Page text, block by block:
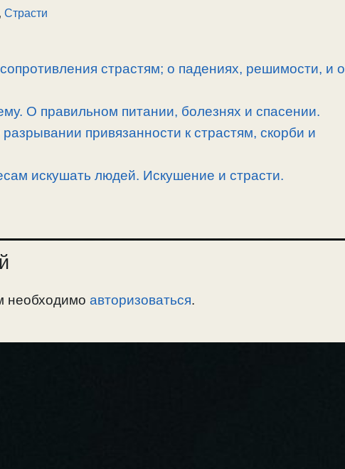
Страсти
страстям; о падениях, решимости, и о
О правильном питании, болезнях и спасении.
привязанности к страстям, скорби и
искушать людей. Искушение и страсти.
необходимо авторизоваться.